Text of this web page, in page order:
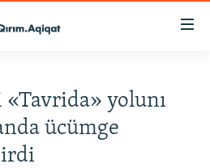
«Tavrida» yolunı
ücümge